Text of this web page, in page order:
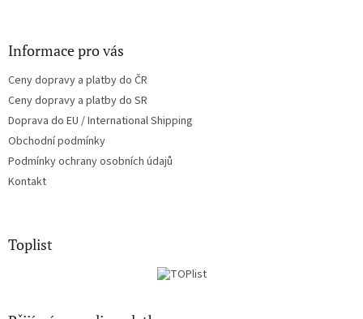
Informace pro vás
Ceny dopravy a platby do ČR
Ceny dopravy a platby do SR
Doprava do EU / International Shipping
Obchodní podmínky
Podmínky ochrany osobních údajů
Kontakt
Toplist